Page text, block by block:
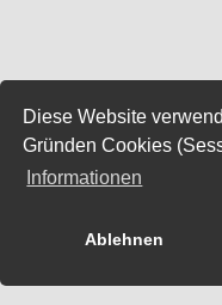
Diese Website
Gründen Cookies
Informationen
Ablehnen